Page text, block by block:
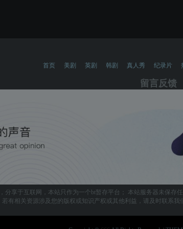
首页 美剧 英剧 韩剧 真人秀 纪录片
留言反馈
分享于互联网，本站只作为一个bt暂存平台； 本站服务器未保
若有相关资源涉及您的版权或知识产权或其他利益，请及时联系我